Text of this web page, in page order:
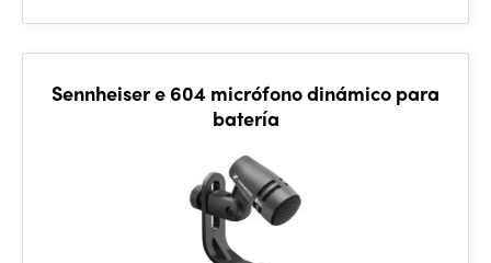
Sennheiser e 604 micrófono dinámico para
batería